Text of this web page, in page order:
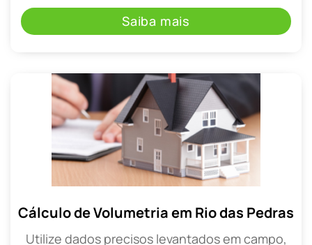
Saiba mais
Cálculo de Volumetria em Rio das Pedras
Utilize dados precisos levantados em campo,